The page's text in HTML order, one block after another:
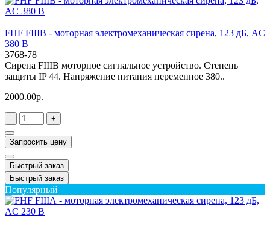
FHF FIIIB - моторная электромеханическая сирена, 123 дБ, AC
380 В
3768-78
Сирена FIIIB моторное сигнальное устройство. Степень
защиты IP 44. Напряжение питания переменное 380..
2000.00р.
- +
Запросить цену
Быстрый заказ
Быстрый заказ
Популярный